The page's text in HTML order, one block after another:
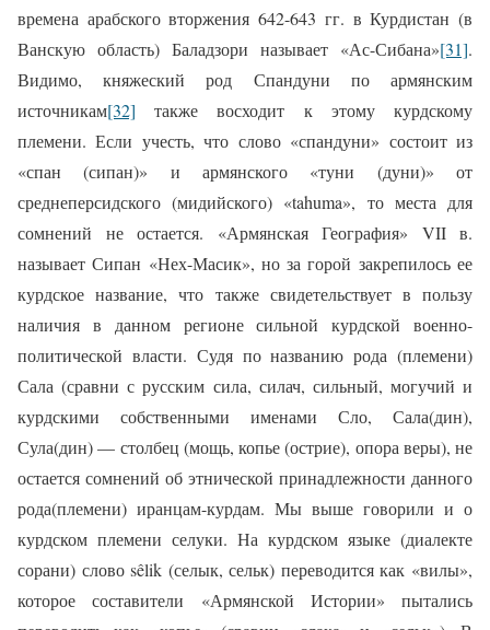
времена арабского вторжения 642-643 гг. в Курдистан (в
Ванскую область) Баладзори называет «Ас-Сибана»[31].
Видимо, княжеский род Спандуни по армянским
источникам[32] также восходит к этому курдскому
племени. Если учесть, что слово «спандуни» состоит из
«спан (сипан)» и армянского «туни (дуни)» от
среднеперсидского (мидийского) «tahuma», то места для
сомнений не остается. «Армянская География» VIIв.
называет Сипан «Нех-Масик», но за горой закрепилось ее
курдское название, что также свидетельствует в пользу
наличия в данном регионе сильной курдской военно-
политической власти. Судя по названию рода (племени)
Сала (сравни с русским сила, силач, сильный, могучий и
курдскими собственными именами Сло, Сала(дин),
Сула(дин) — столбец (мощь, копье (острие), опора веры), не
остается сомнений об этнической принадлежности данного
рода(племени) иранцам-курдам. Мы выше говорили и о
курдском племени селуки. На курдском языке (диалекте
сорани) словоsêlik (селык, сельк) переводится как «вилы»,
которое составители «Армянской Истории» пытались